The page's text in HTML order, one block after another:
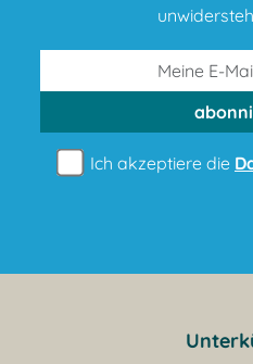
Ich akzeptiere die